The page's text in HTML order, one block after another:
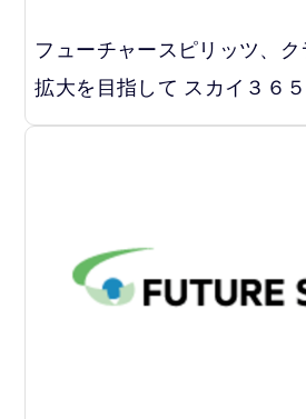
フューチャースピリッツ、ク
拡大を目指して スカイ３６